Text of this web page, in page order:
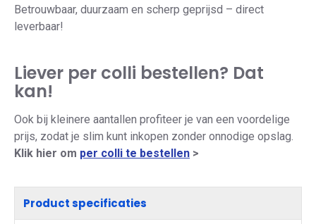
Betrouwbaar, duurzaam en scherp geprijsd – direct
leverbaar!
Liever per colli bestellen? Dat
kan!
Ook bij kleinere aantallen profiteer je van een voordelige
prijs, zodat je slim kunt inkopen zonder onnodige opslag.
Klik hier om per colli te bestellen >
Product specificaties